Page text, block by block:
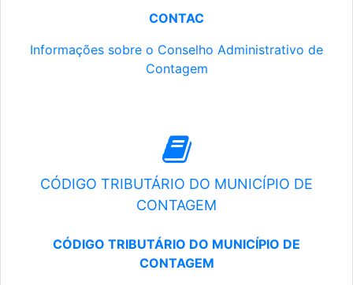
CONTAC
Informações sobre o Conselho Administrativo de
Contagem
CÓDIGO TRIBUTÁRIO DO MUNICÍPIO DE
CONTAGEM
CÓDIGO TRIBUTÁRIO DO MUNICÍPIO DE
CONTAGEM